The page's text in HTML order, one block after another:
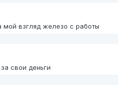
взгляд железо с работы
свои деньги